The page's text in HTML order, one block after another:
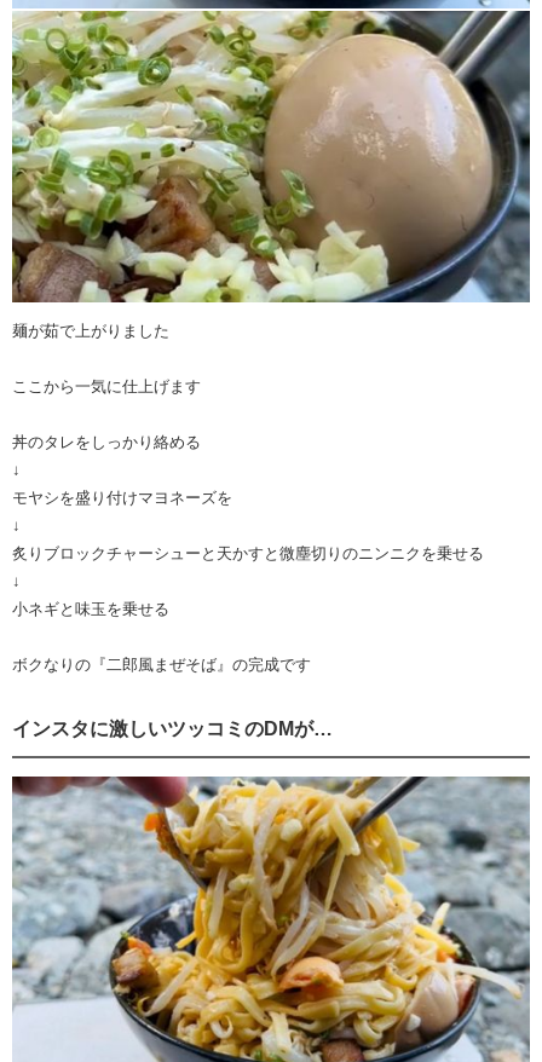
麺が茹で上がりました
ここから一気に仕上げます
丼のタレをしっかり絡める
↓
モヤシを盛り付けマヨネーズを
↓
炙りブロックチャーシューと天かすと微塵切りのニンニクを乗せる
↓
小ネギと味玉を乗せる
ボクなりの『二郎風まぜそば』の完成です
インスタに激しいツッコミのDMが…